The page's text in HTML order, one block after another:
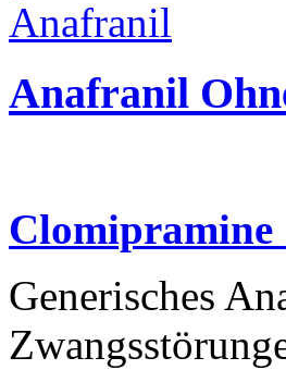
Anafranil
Clomipramine
Generisches